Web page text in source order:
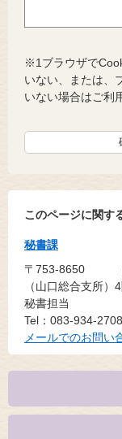
※1ブラウザで
いない、または、
いない場合はご利
このページに関す
秘書課
〒753-8650
（山口総合支所）
秘書担当
Tel：083-934-2708
メールでのお問い